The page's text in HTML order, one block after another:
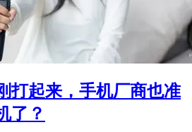
打起来，手机厂商也准
了？